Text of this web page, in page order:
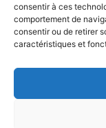
consentir à ces
comportement de
consentir ou de retirer
caractéristiques et